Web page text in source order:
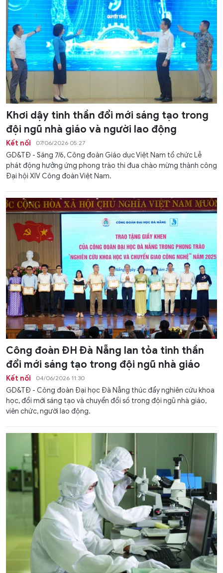
Khơi dậy tinh thần đổi mới sáng tạo trong
đội ngũ nhà giáo và người lao động
Kết nối 07/06/2026 05:27
GD&TĐ - Sáng 7/6, Công đoàn Giáo dục Việt Nam tổ chức Lễ
phát động hưởng ứng phong trào thi đua chào mừng thành công
Đại hội XIV Công đoàn Việt Nam.
Công đoàn ĐH Đà Nẵng lan tỏa tinh thần
đổi mới sáng tạo trong đội ngũ nhà giáo
Kết nối 04/06/2026 11:30
GD&TĐ - Công đoàn Đại học Đà Nẵng thúc đẩy nghiên cứu khoa
học, đổi mới sáng tạo và chuyển đổi số trong đội ngũ nhà giáo,
viên chức, người lao động.